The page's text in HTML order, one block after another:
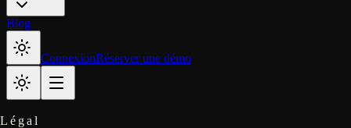
Blog
ConnexionRéserver une démo
Légal